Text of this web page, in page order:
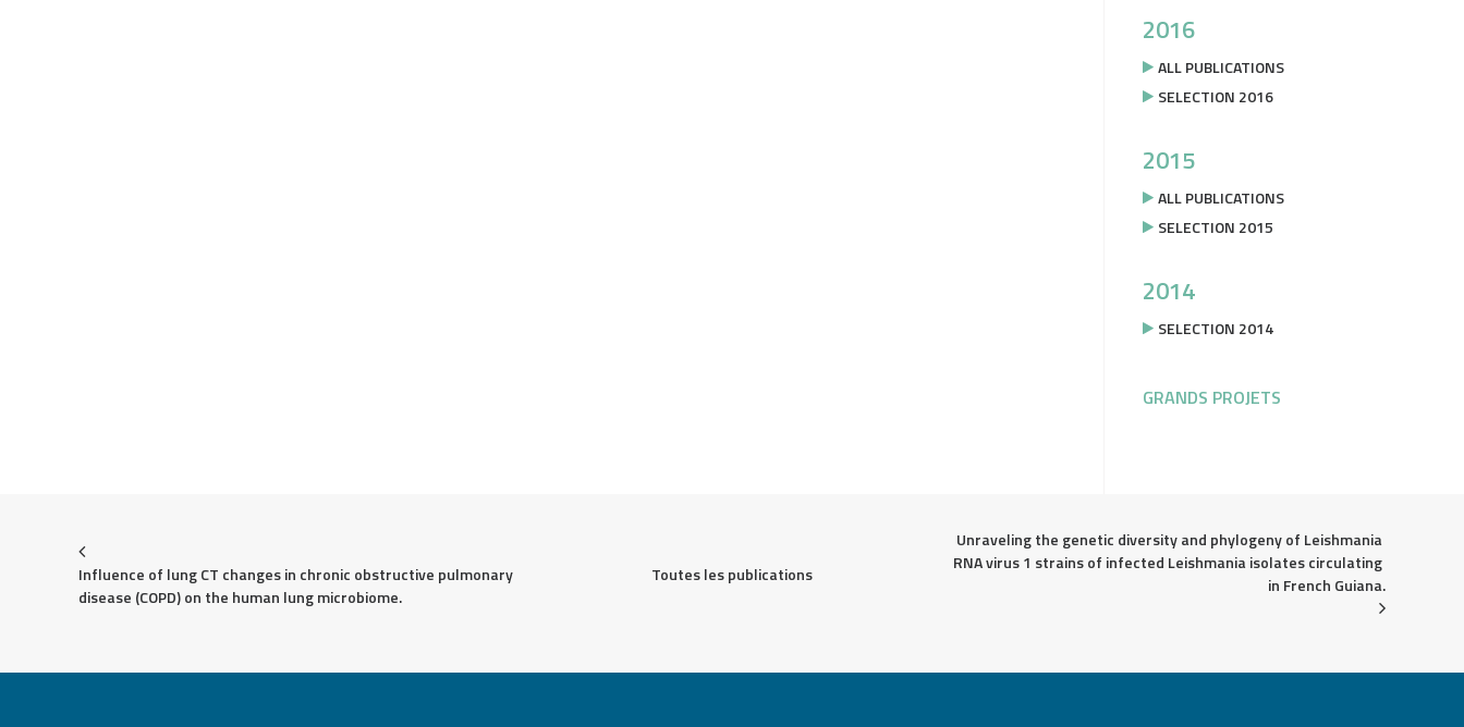
2016
ALL PUBLICATIONS
SELECTION 2016
2015
ALL PUBLICATIONS
SELECTION 2015
2014
SELECTION 2014
GRANDS PROJETS
Influence of lung CT changes in chronic obstructive pulmonary
disease (COPD) on the human lung microbiome.
Toutes les publications
Unraveling the genetic diversity and phylogeny of Leishmania
RNA virus 1 strains of infected Leishmania isolates circulating
in French Guiana.